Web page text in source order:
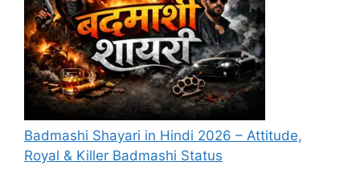
Badmashi Shayari in Hindi 2026 – Attitude,
Royal & Killer Badmashi Status